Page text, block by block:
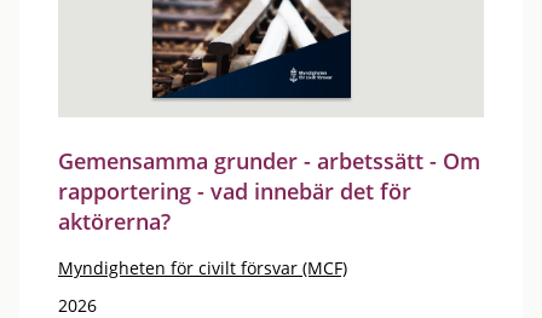
Gemensamma grunder - arbetssätt - Om
rapportering - vad innebär det för
aktörerna?
Myndigheten för civilt försvar (MCF)
2026